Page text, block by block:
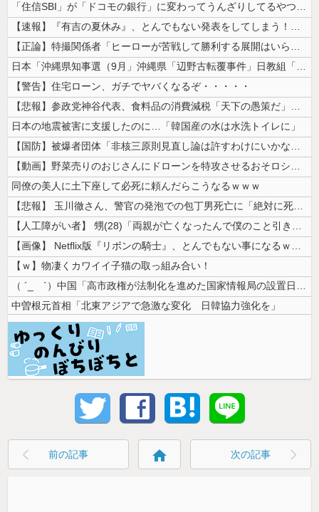
「住信SBI」が「ドコモの銀行」に変わってうんざりしてるやつｗｗｗｗｗ...
【速報】『有吉の夏休み』、とんでもない発表をしてしまう！！！！！
【正論】特撮関係者「ヒーローが苦戦して勝利する展開はいらない。それで特...
日本「沖縄県知事選（9月」沖縄県「辺野古転覆事件」日教組「同志社批判！...
【警告】住宅ローン、ガチでヤバくなるぞ・・・・・
【悲報】参政党神谷代表、食料品の消費減税「天下の愚策だ」と批判ｗｗｗｗ...
日本の地震被害に支援したのに…「韓国産の水は水洗トイレに」
【国防】被爆者団体「非核三原則見直し論は許すわけにいかない」 ネット「...
【動画】野菜売りのおじさんにドローンを特攻させるおそロシア。
同僚の美人に土下座して必死に頼んだらこうなるｗｗｗ
【悲報】 玉川徹さん、警官の発泡での包丁男死亡に「絶対に死刑にならない...
【人工障がい者】 甥(28)「両親が亡くなったんで僕のこと引き取ってほ...
【画像】 Netflix版『リボンの騎士』、とんでもない事になるｗｗｗ...
【ｗ】物凄くカワイイ子猫の取っ組み合い！
（ ´_ゝ`）中国「高市政権が法制化を進めた国家情報局の設置日が7月3...
中曽根元首相「北東アジアで急激な変化 日韓協力強化を」
前の記事 home 次の記事